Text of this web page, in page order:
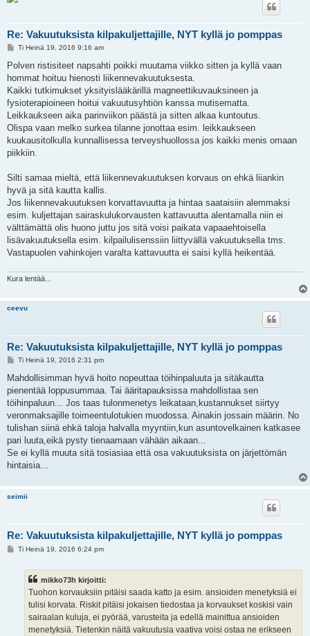
Re: Vakuutuksista kilpakuljettajille, NYT kyllä jo pomppas
V
e
t
i
Ti Heinä 19, 2016 9:16 am
Polven ristisiteet napsahti poikki muutama viikko sitten ja kyllä vaan
hommat hoituu hienosti liikennevakuutuksesta.
Kaikki tutkimukset yksityislääkärillä magneettikuvauksineen ja
fysioterapioineen hoitui vakuutusyhtiön kanssa mutisematta.
Leikkaukseen aika parinviikon päästä ja sitten alkaa kuntoutus.
Olispa vaan melko surkea tilanne jonottaa esim. leikkaukseen
kuukausitolkulla kunnallisessa terveyshuollossa jos kaikki menis omaan
piikkiin.
Silti samaa mieltä, että liikennevakuutuksen korvaus on ehkä liiankin
hyvä ja sitä kautta kallis.
Jos liikennevakuutuksen korvattavuutta ja hintaa saataisiin alemmaksi
esim. kuljettajan sairaskulukorvausten kattavuutta alentamalla niin ei
välttämättä olis huono juttu jos sitä voisi paikata vapaaehtoisella
lisävakuutuksella esim. kilpailulisenssiin liittyvällä vakuutuksella tms.
Vastapuolen vahinkojen varalta kattavuutta ei saisi kyllä heikentää.
Kura lentää...
ceevu
Re: Vakuutuksista kilpakuljettajille, NYT kyllä jo pomppas
V
e
t
i
Ti Heinä 19, 2016 2:31 pm
Mahdollisimman hyvä hoito nopeuttaa töihinpaluuta ja sitäkautta
pienentää loppusummaa. Tai ääritapauksissa mahdollistaa sen
töihinpaluun... Jos taas tulonmenetys leikataan,kustannukset siirtyy
veronmaksajille toimeentulotukien muodossa. Ainakin jossain määrin. No
tulishan siinä ehkä taloja halvalla myyntiin,kun asuntovelkainen katkasee
pari luuta,eikä pysty tienaamaan vähään aikaan...
Se ei kyllä muuta sitä tosiasiaa että osa vakuutuksista on järjettömän
hintaisia...
seimii
Re: Vakuutuksista kilpakuljettajille, NYT kyllä jo pomppas
VTi Heinä 19, 2016 6:24 pm
mikko73h kirjoitti:
Tuohon korvauksiin pitäisi saada katto ja esim. ansioiden menetyksiä ei
tulisi korvata. Riskit pitäisi jokaisen tiedostaa ja korvaukset koskisi vain
sairaalan kuluja, ei pyörää, varusteita ja edellä mainittua ansioiden
menetyksiä. Tietenkin näitä vakuutusia vaativa voisi ostaa ne erikseen